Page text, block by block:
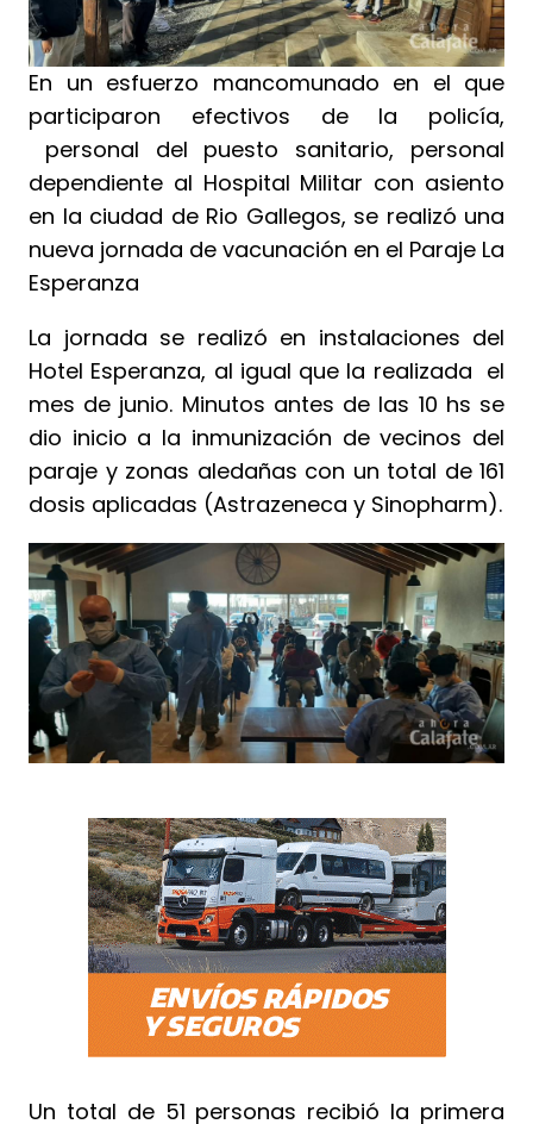
En un esfuerzo mancomunado en el que
participaron efectivos de la policía,
personal del puesto sanitario, personal
dependiente al Hospital Militar con asiento
en la ciudad de Rio Gallegos, se realizó una
nueva jornada de vacunación en el Paraje La
Esperanza
La jornada se realizó en instalaciones del
Hotel Esperanza, al igual que la realizada el
mes de junio. Minutos antes de las 10 hs se
dio inicio a la inmunización de vecinos del
paraje y zonas aledañas con un total de 161
dosis aplicadas (Astrazeneca y Sinopharm).
Un total de 51 personas recibió la primera